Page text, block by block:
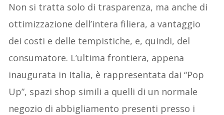
Non si tratta solo di trasparenza, ma anche di
ottimizzazione dell’intera filiera, a vantaggio
dei costi e delle tempistiche, e, quindi, del
consumatore. L’ultima frontiera, appena
inaugurata in Italia, è rappresentata dai “Pop
Up”, spazi shop simili a quelli di un normale
negozio di abbigliamento presenti presso i